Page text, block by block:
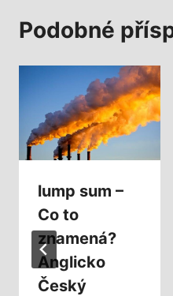
Podobné
lump sum –
Co to
znamená?
Anglicko
Český